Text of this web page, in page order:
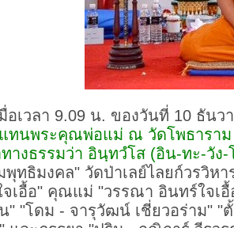
อเวลา 9.09 น. ของวันที่ 10 ธันว
ทนพระคุณพ่อแม่ ณ วัดโพธาราม
างธรรมว่า อินฺทวํโส (อิน-ทะ-วัง-
พุทธิมงคล" วัดป่าเลย์ไลยก์วรวิ
เอื้อ" คุณแม่ "วรรณา อินทร์ใจเ
"โดม - จารุวัฒน์ เชี่ยวอร่าม" "